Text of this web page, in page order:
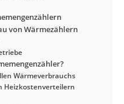
von Wärmezählern
Wärmeverbrauchs
Heizkostenverteilern